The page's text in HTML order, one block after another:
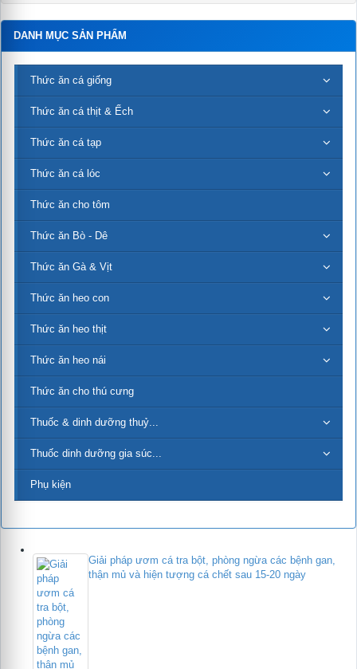
DANH MỤC SẢN PHẨM
Thức ăn cá giống
Thức ăn cá thịt & Ếch
Thức ăn cá tạp
Thức ăn cá lóc
Thức ăn cho tôm
Thức ăn Bò - Dê
Thức ăn Gà & Vịt
Thức ăn heo con
Thức ăn heo thịt
Thức ăn heo nái
Thức ăn cho thú cưng
Thuốc & dinh dưỡng thuỷ...
Thuốc dinh dưỡng gia súc...
Phụ kiện
Giải pháp ươm cá tra bột, phòng ngừa các bệnh gan,
thận mủ và hiện tượng cá chết sau 15-20 ngày